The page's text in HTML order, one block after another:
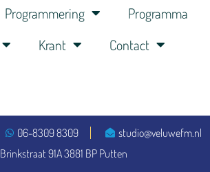
Programmering
Programma
Krant Contact
06-8309 8309
studio@veluwefm.nl
Brinkstraat 91A 3881 BP Putten